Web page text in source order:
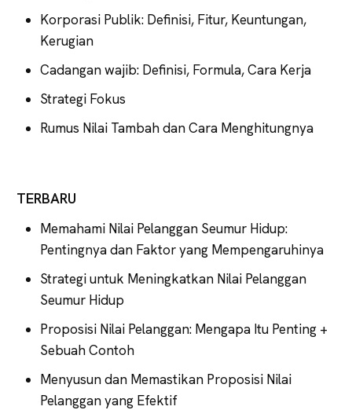
Korporasi Publik: Definisi, Fitur, Keuntungan,
Kerugian
Cadangan wajib: Definisi, Formula, Cara Kerja
Strategi Fokus
Rumus Nilai Tambah dan Cara Menghitungnya
TERBARU
Memahami Nilai Pelanggan Seumur Hidup:
Pentingnya dan Faktor yang Mempengaruhinya
Strategi untuk Meningkatkan Nilai Pelanggan
Seumur Hidup
Proposisi Nilai Pelanggan: Mengapa Itu Penting +
Sebuah Contoh
Menyusun dan Memastikan Proposisi Nilai
Pelanggan yang Efektif